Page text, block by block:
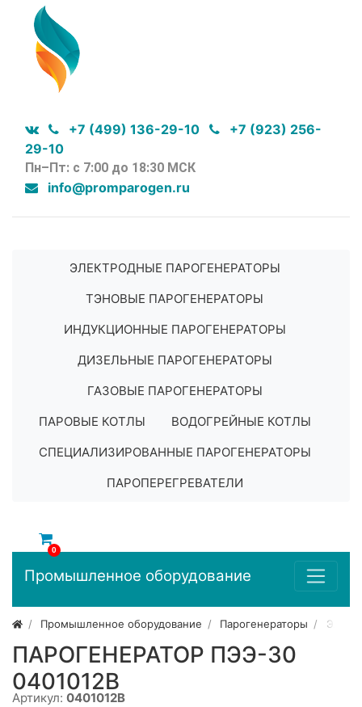
+7 (499) 136-29-10
+7 (923) 256-
29-10
Пн–Пт: с 7:00 до 18:30 МСК
info@promparogen.ru
ЭЛЕКТРОДНЫЕ ПАРОГЕНЕРАТОРЫ
ТЭНОВЫЕ ПАРОГЕНЕРАТОРЫ
ИНДУКЦИОННЫЕ ПАРОГЕНЕРАТОРЫ
ДИЗЕЛЬНЫЕ ПАРОГЕНЕРАТОРЫ
ГАЗОВЫЕ ПАРОГЕНЕРАТОРЫ
ПАРОВЫЕ КОТЛЫ
ВОДОГРЕЙНЫЕ КОТЛЫ
СПЕЦИАЛИЗИРОВАННЫЕ ПАРОГЕНЕРАТОРЫ
ПАРОПЕРЕГРЕВАТЕЛИ
0
Промышленное оборудование
Промышленное оборудование Парогенераторы
ПАРОГЕНЕРАТОР ПЭЭ-30
0401012B
Артикул: 0401012B